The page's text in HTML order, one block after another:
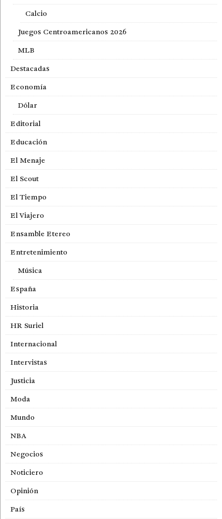
Calcio
Juegos Centroamericanos 2026
MLB
Destacadas
Economía
Dólar
Editorial
Educación
El Menaje
El Scout
El Tiempo
El Viajero
Ensamble Etereo
Entretenimiento
Música
España
Historia
HR Suriel
Internacional
Intervistas
Justicia
Moda
Mundo
NBA
Negocios
Noticiero
Opinión
País